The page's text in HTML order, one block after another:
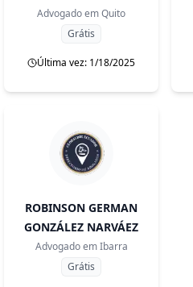
Advogado emQuito
Grátis
Última vez: 1/18/2025
ROBINSON GERMAN
GONZÁLEZ NARVÁEZ
Advogado em Ibarra
Grátis